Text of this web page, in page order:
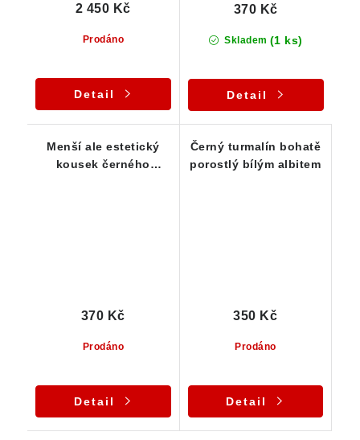
Prodáno
2 450 Kč
Detail
Skladem (1 ks)
370 Kč
Detail
Menší ale estetický
kousek černého
Prodáno
370 Kč
Detail
Černý turmalín bohatě
porostlý bílým albitem
Prodáno
350 Kč
Detail